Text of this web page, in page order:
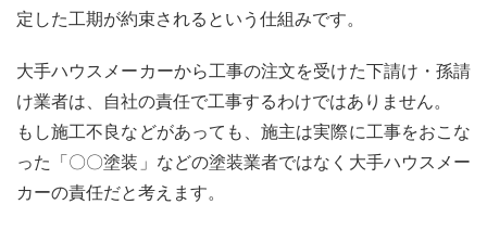
スメ
ーカ
りも
あな
たの
街の
塗装
業者
へ！
定した工期が約束されるという仕組みです。
大手ハウスメーカーから工事の注文を受けた下請け・孫請
け業者は、自社の責任で工事するわけではありません。
もし施工不良などがあっても、施主は実際に工事をおこな
った「〇〇塗装」などの塗装業者ではなく大手ハウスメー
カーの責任だと考えます。